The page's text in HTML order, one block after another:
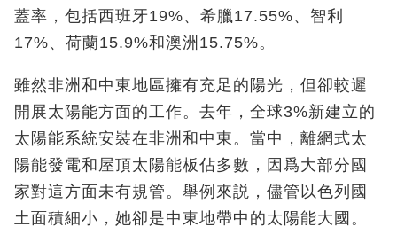
蓋率，包括西班牙19%、希臘17.55%、智利
17%、荷蘭15.9%和澳洲15.75%。
雖然非洲和中東地區擁有充足的陽光，但卻較遲
開展太陽能方面的工作。去年，全球3%新建立的
太陽能系統安裝在非洲和中東。當中，離網式太
陽能發電和屋頂太陽能板佔多數，因爲大部分國
家對這方面未有規管。舉例來説，儘管以色列國
土面積細小，她卻是中東地帶中的太陽能大國。